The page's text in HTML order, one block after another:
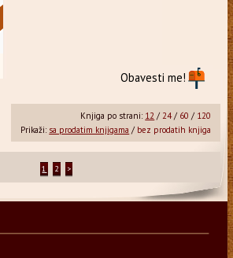
Obavesti me!
Knjiga po strani: 12 /24/ 60 / 120
Prikaži: sa prodatim knjigama / bez prodatih knjiga
1 2 >